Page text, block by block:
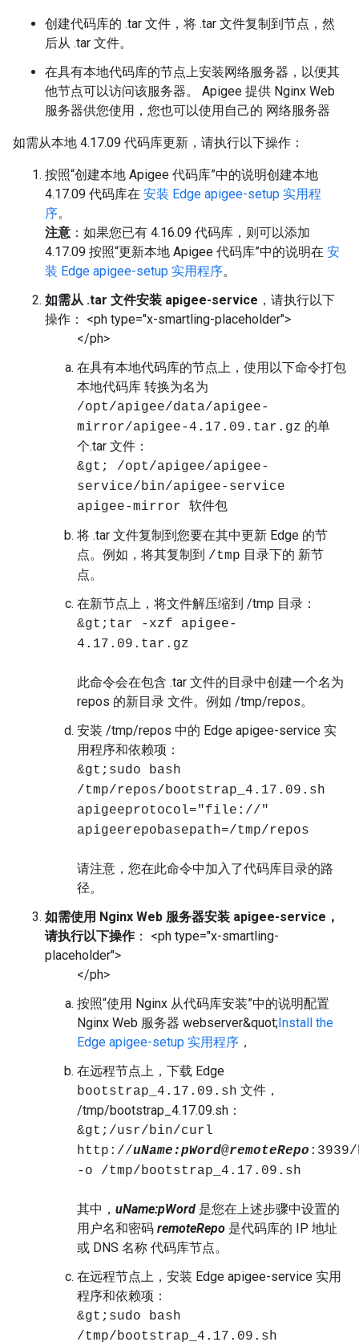
创建代码库的 .tar 文件，将 .tar 文件复制到节点，然
后从 .tar 文件。
在具有本地代码库的节点上安装网络服务器，以便其
他节点可以访问该服务器。 Apigee 提供 Nginx Web
服务器供您使用，您也可以使用自己的 网络服务器
如需从本地 4.17.09 代码库更新，请执行以下操作：
按照“创建本地 Apigee 代码库”中的说明创建本地
4.17.09 代码库在 安装 Edge apigee-setup 实用程
序。
注意 ：如果您已有 4.16.09 代码库，则可以添加
4.17.09 按照“更新本地 Apigee 代码库”中的说明在 安
装 Edge apigee-setup 实用程序。
如需从 .tar 文件安装 apigee-service ，请执行以下
操作： <ph type="x-smartling-placeholder">
</ph>
在具有本地代码库的节点上，使用以下命令打包
本地代码库 转换为名为
/opt/apigee/data/apigee-
mirror/apigee-4.17.09.tar.gz 的单
个.tar 文件：
&gt; /opt/apigee/apigee-
service/bin/apigee-service
apigee-mirror 软件包
将 .tar 文件复制到您要在其中更新 Edge 的节
点。例如，将其复制到 /tmp 目录下的 新节
点。
在新节点上，将文件解压缩到 /tmp 目录：
&gt;tar -xzf apigee-
4.17.09.tar.gz
此命令会在包含 .tar 文件的目录中创建一个名为
repos 的新目录 文件。例如 /tmp/repos。
安装 /tmp/repos 中的 Edge apigee-service 实
用程序和依赖项：
&gt;sudo bash
/tmp/repos/bootstrap_4.17.09.sh
apigeeprotocol="file://"
apigeerepobasepath=/tmp/repos
请注意，您在此命令中加入了代码库目录的路
径。
如需使用 Nginx Web 服务器安装 apigee-service，
请执行以下操作： <ph type="x-smartling-
placeholder">
</ph>
按照“使用 Nginx 从代码库安装”中的说明配置
Nginx Web 服务器 webserver&quot;Install the
Edge apigee-setup 实用程序 ，
在远程节点上，下载 Edge
bootstrap_4.17.09.sh 文件，
/tmp/bootstrap_4.17.09.sh：
&gt;/usr/bin/curl
http://uName:pWord@remoteRepo
-o /tmp/bootstrap_4.17.09.sh
其中， uName:pWord 是您在上述步骤中设置的
用户名和密码 remoteRepo 是代码库的 IP 地址
或 DNS 名称 代码库节点。
在远程节点上，安装 Edge apigee-service 实用
程序和依赖项：
&gt;sudo bash
/tmp/bootstrap_4.17.09.sh